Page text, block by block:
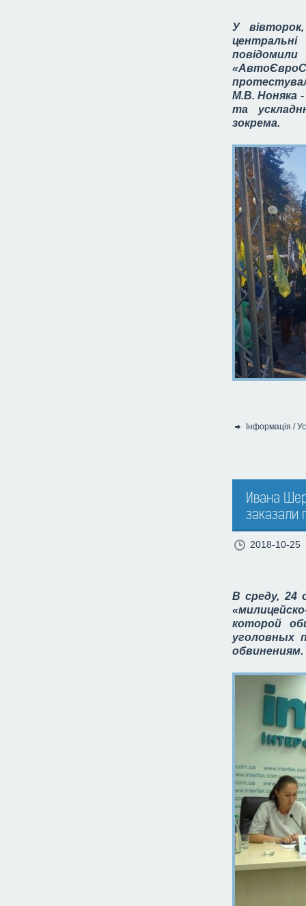
У
М.В. Ноняка -
та
зокрема.
Інформація /
Ивана
заказали
2018-10-25
В среду, 24
которой
уголовных
обвинениям.